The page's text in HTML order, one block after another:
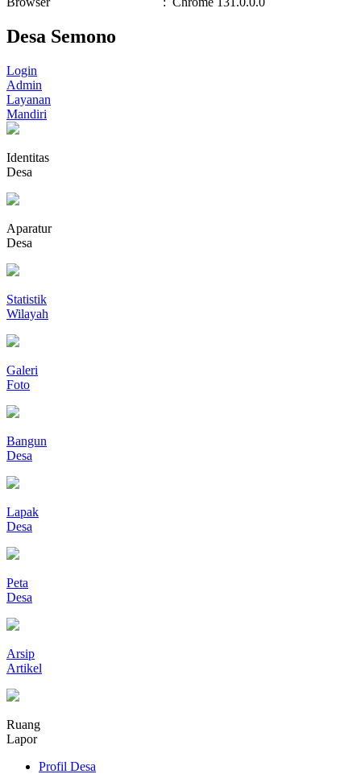
Desa Semono
Login
Admin
Layanan
Mandiri
Identitas
Desa
Aparatur
Desa
Statistik
Wilayah
Galeri
Foto
Bangun
Desa
Lapak
Desa
Peta
Desa
Arsip
Artikel
Ruang
Lapor
Profil Desa